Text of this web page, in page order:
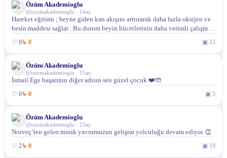
Özüm Akademioglu
@ozumakademioglu · 14ay
Hareket eğitimi ; beyne giden kan akışını arttırarak daha fazla oksijen ve
besin maddesi sağlar . Bu durum beyin hücrelerinin daha verimli çalışması
ve beyin sağlığının iyileşmesi açısından önemlidir . Doğru ve bireysel
yapılandırılmış eği...
♡ 0↳ 0 ▣ 13
Özüm Akademioglu
@ozumakademioglu · 15ay
İsmail Ege başarının diğer adısın sen güzel çocuk ❤️🤲
♡ 0↳ 0 ▣ 3
Özüm Akademioglu
@ozumakademioglu · 15ay
Norveç’ten gelen minik yavrumuzun gelişim yolculuğu devam ediyor 👏
♡ 2↳ 0 ▣ 19